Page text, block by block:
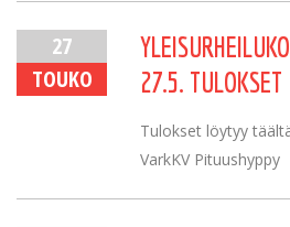
27
TOUKO
27.5. TULOKSET
Tulokset löytyy
VarkKV Pituushyppy